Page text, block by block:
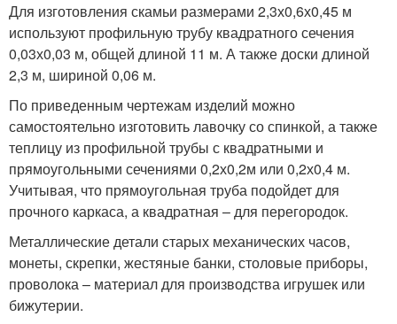
Для изготовления скамьи размерами 2,3х0,6х0,45 м
используют профильную трубу квадратного сечения
0,03х0,03 м, общей длиной 11 м. А также доски длиной
2,3 м, шириной 0,06 м.
По приведенным чертежам изделий можно
самостоятельно изготовить лавочку со спинкой, а также
теплицу из профильной трубы с квадратными и
прямоугольными сечениями 0,2х0,2м или 0,2х0,4 м.
Учитывая, что прямоугольная труба подойдет для
прочного каркаса, а квадратная – для перегородок.
Металлические детали старых механических часов,
монеты, скрепки, жестяные банки, столовые приборы,
проволока – материал для производства игрушек или
бижутерии.